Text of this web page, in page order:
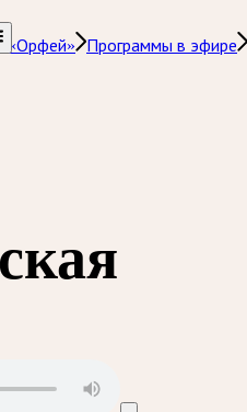
«Орфей»
Программы в эфире